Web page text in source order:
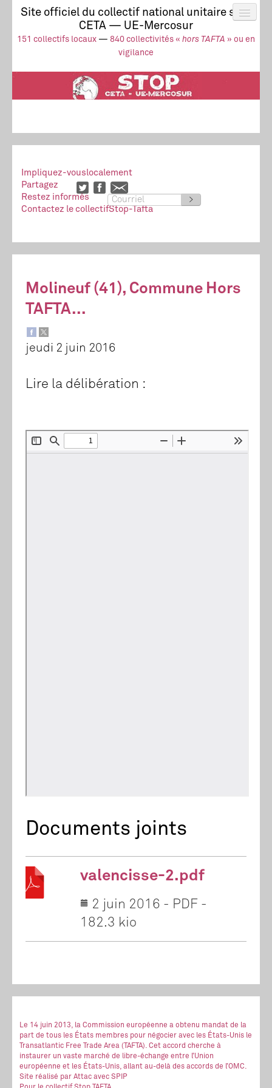
Site officiel du collectif national unitaire stop
CETA — UE-Mercosur
151 collectifs locaux — 840 collectivités « hors TAFTA » ou en
vigilance
Actus
UE-Mercosur
Stop à l’impunité !
TAFTA
CETA
Collectif
Impliquez-vouslocalement
Partagez
Restez informés
>
Contactez le collectifStop-Tafta
Molineuf (41), Commune Hors
TAFTA...
jeudi 2 juin 2016
Lire la délibération :
Documents joints
valencisse-2.pdf
2 juin 2016 - PDF -
182.3 kio
Le 14 juin 2013, la Commission européenne a obtenu mandat de la
part de tous les États membres pour négocier avec les États-Unis le
Transatlantic Free Trade Area (TAFTA). Cet accord cherche à
instaurer un vaste marché de libre-échange entre l’Union
européenne et les États-Unis, allant au-delà des accords de l’OMC.
Site réalisé par Attac avec SPIP